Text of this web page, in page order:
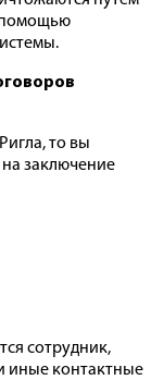
помощью
то вы
заключение
сотрудник,
иные контактные